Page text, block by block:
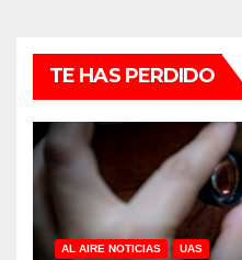
TE HAS PERDIDO
AL AIRE NOTICIAS UAS